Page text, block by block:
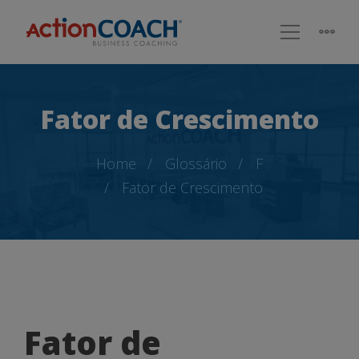
Fator de Crescimento
Home Glossário
F
Fator de Crescimento
Fator
Fator de